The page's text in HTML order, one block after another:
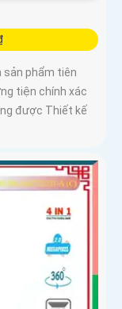
sản phẩm tiên
tiện chính xác
được Thiết kế